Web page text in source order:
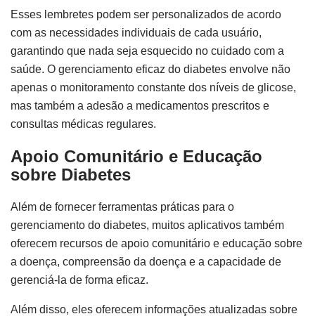
Esses lembretes podem ser personalizados de acordo
com as necessidades individuais de cada usuário,
garantindo que nada seja esquecido no cuidado com a
saúde. O gerenciamento eficaz do diabetes envolve não
apenas o monitoramento constante dos níveis de glicose,
mas também a adesão a medicamentos prescritos e
consultas médicas regulares.
Apoio Comunitário e Educação
sobre Diabetes
Além de fornecer ferramentas práticas para o
gerenciamento do diabetes, muitos aplicativos também
oferecem recursos de apoio comunitário e educação sobre
a doença, compreensão da doença e a capacidade de
gerenciá-la de forma eficaz.
Além disso, eles oferecem informações atualizadas sobre